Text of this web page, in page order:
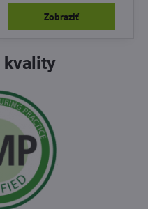
Zobraziť
kvality